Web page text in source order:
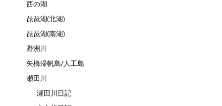
西の湖
琵琶湖(北湖)
琵琶湖(南湖)
野洲川
矢橋帰帆島/人工島
瀬田川
瀬田川日記